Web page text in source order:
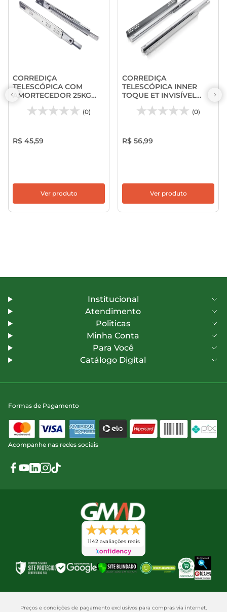
CORREDIÇA
TELESCÓPICA COM
AMORTECEDOR 25KG
TT35 - FGV
(0)
R$ 45,59
Ver produto
CORREDIÇA
TELESCÓPICA INNER
TOQUE ET INVISÍVEL
35KG - CERMAG
(0)
R$ 56,99
Ver produto
Institucional
Atendimento
Politicas
Minha Conta
Para Você
Catálogo Digital
Formas de Pagamento
Acompanhe nas redes sociais
1142 avaliações reais
Preços e condições de pagamento exclusivos para compras via internet,